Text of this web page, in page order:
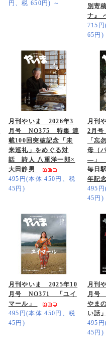
円、税 650円) ～
別寄
ナ』
715
65円)
月刊やいま 2026年3
月号 NO375 特集 連
載100回突破記念「未
来巡礼」をめぐる対
話 詩人 八重洋一郎×
大田静男
495円(本体 450円、税
45円)
月刊
2月
「忘
母（
―」
毎日
年記
495
45円)
月刊やいま 2025年10
月号 NO371 「ユイ
マール」
495円(本体 450円、税
45円)
月刊
月号
やま
い話」
495
45円)